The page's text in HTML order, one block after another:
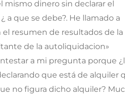
dinero sin declarar el
a que se debe?. He llamado a
resumen de resultados de la
de la autoliquidacion»
a mi pregunta porque
que está de alquiler
no figura dicho alquiler?